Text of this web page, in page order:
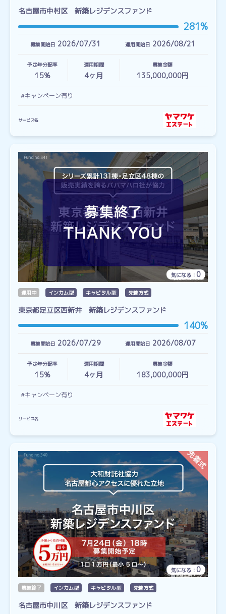
名古屋市中村区 新築レジデンスファンド
281%
募集開始日 2026/07/31 運用開始日 2026/08/21
予定年分配率
15%
運用期間
4ヶ月
募集金額
135,000,000円
#キャンペーン有り
サービス名
気になる： 0
運用中 インカム型 キャピタル型 先着方式
東京都足立区西新井 新築レジデンスファンド
140%
募集開始日 2026/07/29 運用開始日 2026/08/07
予定年分配率
15%
運用期間
4ヶ月
募集金額
183,000,000円
#キャンペーン有り
サービス名
気になる： 0
募集終了 インカム型 キャピタル型 先着方式
名古屋市中川区 新築レジデンスファンド